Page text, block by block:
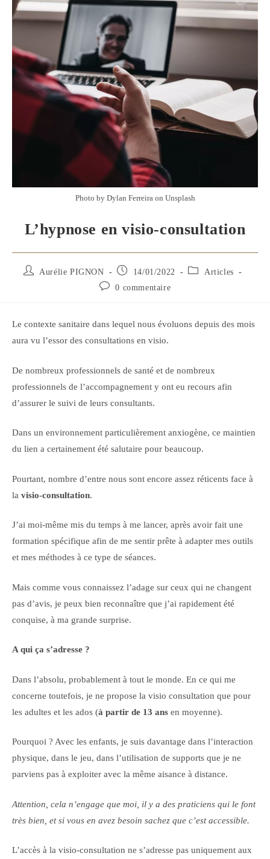
Photo by Dylan Ferreira on Unsplash
L’hypnose en visio-consultation
Auteur/autrice
Aurélie PIGNON
Publication
14/01/2022
Post
Articles
Commentaires
publication :
0 commentaire
Le contexte sanitaire dans lequel nous évoluons depuis des mois
aura vu l’essor des consultations en visio.
De nombreux professionnels de santé et de nombreux
professionnels de l’accompagnement y ont eu recours afin
d’assurer le suivi de leurs consultants.
Dans un environnement particulièrement anxiogène, ce maintien
du lien a certainement été salutaire pour beaucoup.
Pourtant, nombre d’entre nous sont encore assez réticents face à
la visio-consultation.
J’ai moi-même mis du temps à me lancer, après avoir fait une
formation spécifique afin de me sentir prête à adapter mes outils
et mes méthodes à ce type de séances.
Mais comme vous connaissez l’adage sur ceux qui ne changent
pas d’avis, je peux bien reconnaître que j’ai rapidement été
conquise, à ma grande surprise.
A qui ça s’adresse ?
Dans l’absolu, probablement à tout le monde. En ce qui me
concerne toutefois, je ne propose la visio consultation que pour
les adultes et les ados (à partir de 13 ans en moyenne).
Pourquoi ? Avec les enfants, je suis davantage dans l’interaction
physique, dans le jeu, dans l’utilisation de supports que je ne
parviens pas à exploiter avec la même aisance à distance.
Attention, cela n’engage que moi, il y a des praticiens qui le font
très bien, et si vous en avez besoin sachez que c’est accessible.
L’accès à la visio-consultation ne s’adresse pas uniquement aux